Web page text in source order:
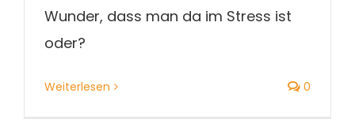
Wunder, dass man da im Stress ist
oder?
Weiterlesen 0